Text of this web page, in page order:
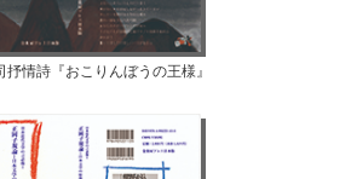
抒情詩『おこりんぼうの王様』